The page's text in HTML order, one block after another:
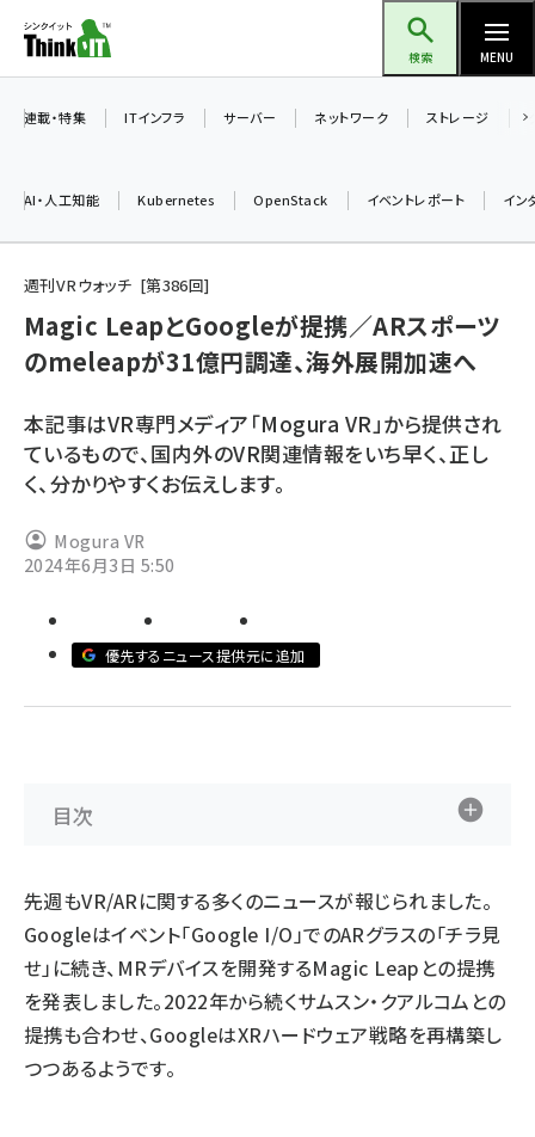
ン
ツ
検索 MENU
加藤銘のチーム貢献～仲間と築いた勝利の絆～ (2304)
iot女子会 (2263)
drupal (1940)
genai (1473)
ai crunch (1347)
abc123 (1346)
連載・特集 ITインフラ サーバー ネットワーク ストレージ
AI・人工知能 Kubernetes OpenStack イベントレポート イン
週刊VRウォッチ 第386回
Magic LeapとGoogleが提携／ARスポーツ
のmeleapが31億円調達、海外展開加速へ
本記事はVR専門メディア「Mogura VR」から提供され
ているもので、国内外のVR関連情報をいち早く、正し
く、分かりやすくお伝えします。
Mogura VR
2024年6月3日 5:50
優先するニュース提供元に追加
目次
先週もVR/ARに関する多くのニュースが報じられました。
Googleはイベント「Google I/O」でのARグラスの「チラ見
せ」に続き、MRデバイスを開発するMagic Leapとの提携
を発表しました。2022年から続くサムスン・クアルコムとの
提携も合わせ、GoogleはXRハードウェア戦略を再構築し
つつあるようです。